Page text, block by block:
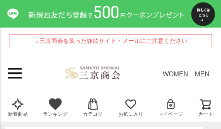
→三京商会を装った詐欺サイト・メールにご注意ください
WOMEN MEN
新着商品 ランキング カテゴリ お気に入り マイページ カート
ペー
ジト
ップ
へ